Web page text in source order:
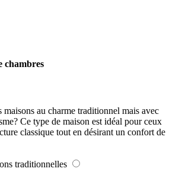
chambres
maisons au charme traditionnel mais avec
Ce type de maison est idéal pour ceux
classique tout en désirant un confort de
traditionnelles